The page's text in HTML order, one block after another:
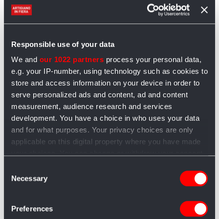
Responsible use of your data
We and our 1022 partners process your personal data,
e.g. your IP-number, using technology such as cookies to
store and access information on your device in order to
serve personalized ads and content, ad and content
measurement, audience research and services
development. You have a choice in who uses your data
and for what purposes. Your privacy choices are only
applicable on this digital property where you have made
the Privacy trigger icon.
Collect information about your geographical
Selection
Necessary
Preferences
lasciate intiepidire il tutto prima di versare sul dolce.
Abbinamenti
Non si può gustare una fetta di cheesecake senza un
buon bicchiere accanto: l’abbinamento migliore è
quello con un vino dolce, come un Moscato (il
Moscato d’Asti ad esempio oppure il Moscadello di
Montalcino). In alternativa si può optare per un
passito (Passito di Pantelleria, Greco di Bianco
oppure Vin Santo). Chi ama le bollicine invece può
sorseggiare un calice di Prosecco Conegliano